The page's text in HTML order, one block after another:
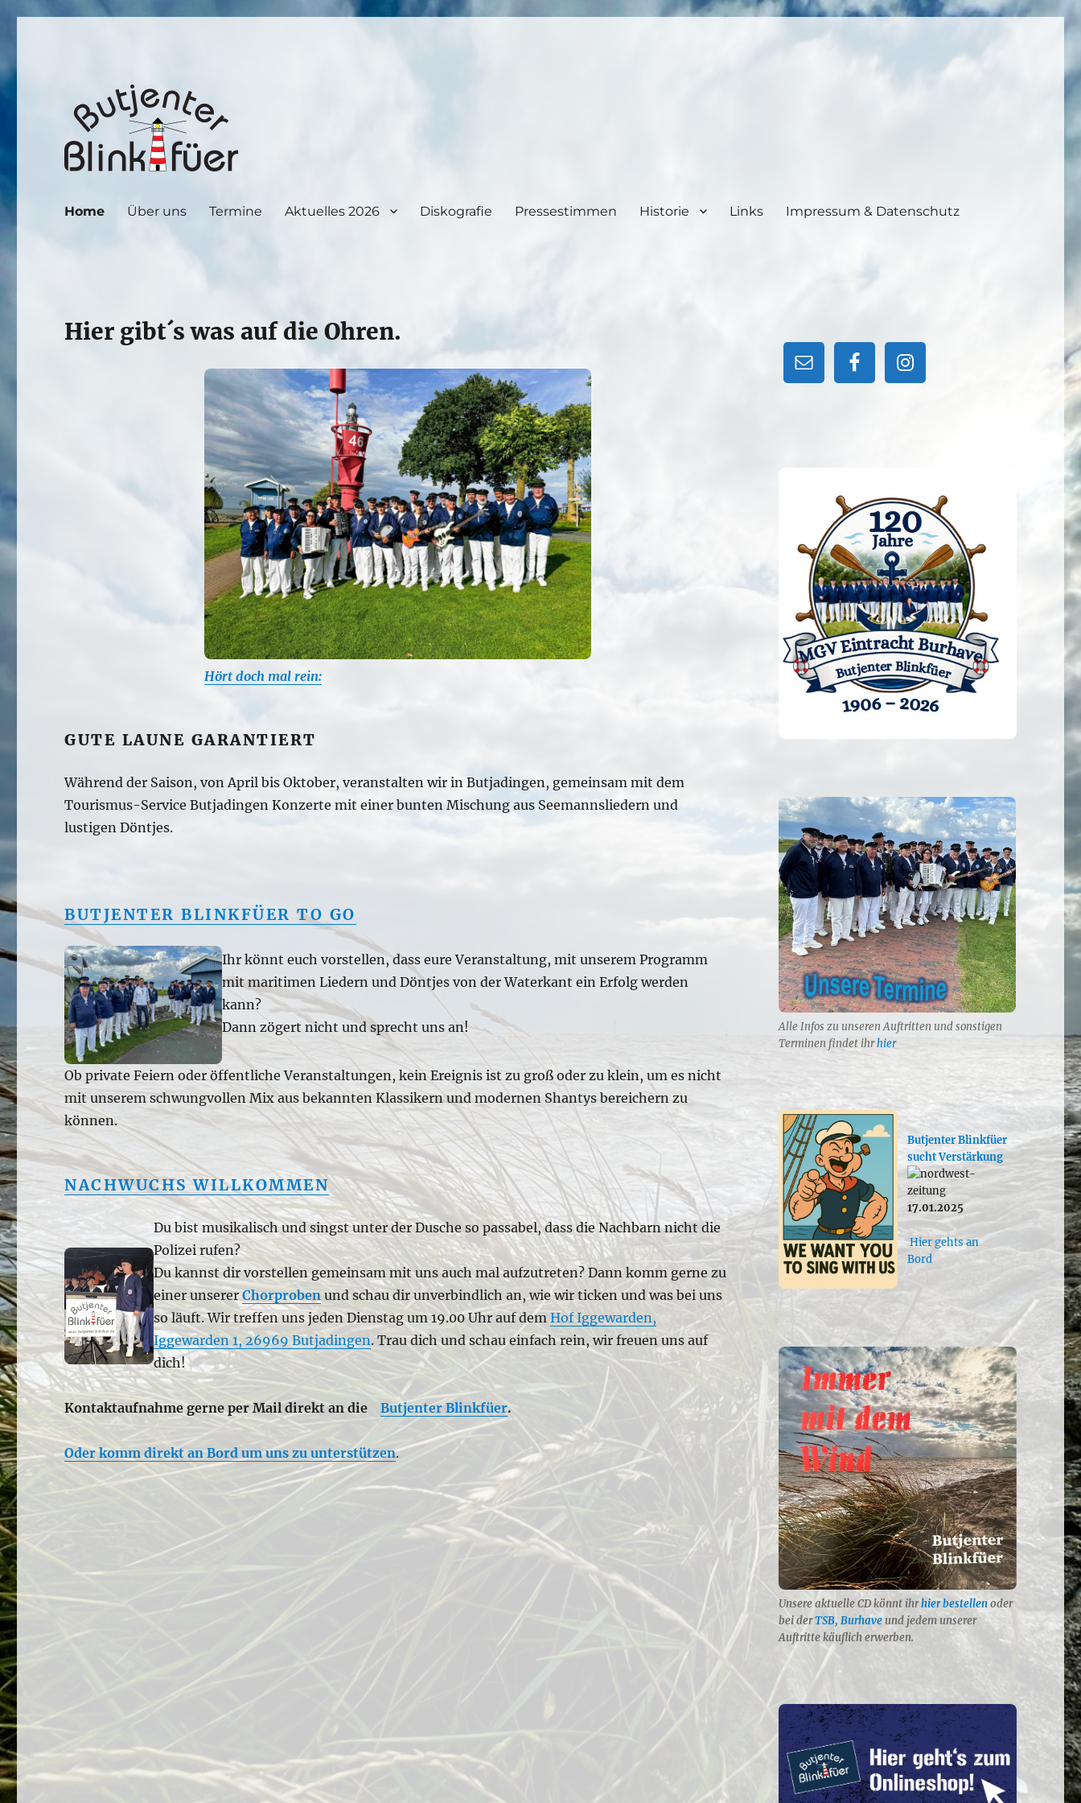
Home Über uns Termine Aktuelles 2026 Diskografie Pressestimmen Historie Links Impressum & Datenschutz
Hier gibt´s was auf die Ohren.
Hört doch mal rein:
GUTE LAUNE GARANTIERT
Während der Saison, von April bis Oktober, veranstalten wir in Butjadingen, gemeinsam mit dem
Tourismus-Service Butjadingen Konzerte mit einer bunten Mischung aus Seemannsliedern und
lustigen Döntjes.
BUTJENTER BLINKFÜER TO GO
Ihr könnt euch vorstellen, dass eure Veranstaltung, mit unserem Programm
mit maritimen Liedern und Döntjes von der Waterkant ein Erfolg werden
kann?
Dann zögert nicht und sprecht uns an!
Ob private Feiern oder öffentliche Veranstaltungen, kein Ereignis ist zu groß oder zu klein, um es nicht
mit unserem schwungvollen Mix aus bekannten Klassikern und modernen Shantys bereichern zu
können.
NACHWUCHS WILLKOMMEN
Du bist musikalisch und singst unter der Dusche so passabel, dass die Nachbarn nicht die
Polizei rufen?
Du kannst dir vorstellen gemeinsam mit uns auch mal aufzutreten? Dann komm gerne zu
einer unsererChorproben und schau dir unverbindlich an, wie wir ticken und was bei uns
so läuft. Wir treffen uns jeden Dienstag um 19.00 Uhr auf demHof Iggewarden,
Iggewarden 1, 26969 Butjadingen. Trau dich und schau einfach rein, wir freuen uns auf
dich!
Kontaktaufnahme gerne per Mail direkt an dieButjenter Blinkfüer.
Oder komm direkt an Bord um uns zu unterstützen.
Alle Infos zu unseren Auftritten und sonstigen
Terminen findet ihrhier
Butjenter Blinkfüer
sucht Verstärkung
17.01.2025
Hier gehts an
Bord
Unsere aktuelle CD könnt ihrhier bestellenoder
bei derTSB, Burhaveund jedem unserer
Auftritte käuflich erwerben.